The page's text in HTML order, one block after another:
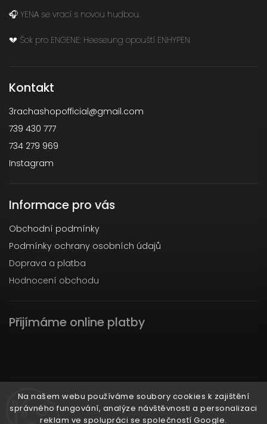
Na našem webu používáme soubory cookies k zajištění
správného fungování, analýze návštěvnosti a personalizaci
reklam ve spolupráci se společností Google.
🎧 YENA se vrací s novou hudbou.
💔 Šok pro ENGENE: Heeseung opouští ENHYPEN
Kontakt
3rachashopofficial@gmail.com
739 430 777
734 279 969
Instagram
Informace pro vás
Obchodní podmínky
Podmínky ochrany osobních údajů
Doprava a platba
Hodnocení obchodu
Přijímáme online platby
Instagram